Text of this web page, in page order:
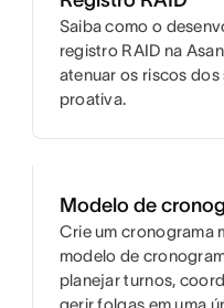
Saiba como o
registro RAID na
atenuar os riscos
proativa.
Modelo de
Crie um cronograma
modelo de
planejar turnos,
gerir folgas em uma